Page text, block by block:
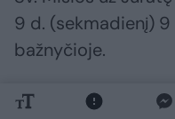
9 d. (sekmadienį) 9
bažnyčioje.
Urna išlydima